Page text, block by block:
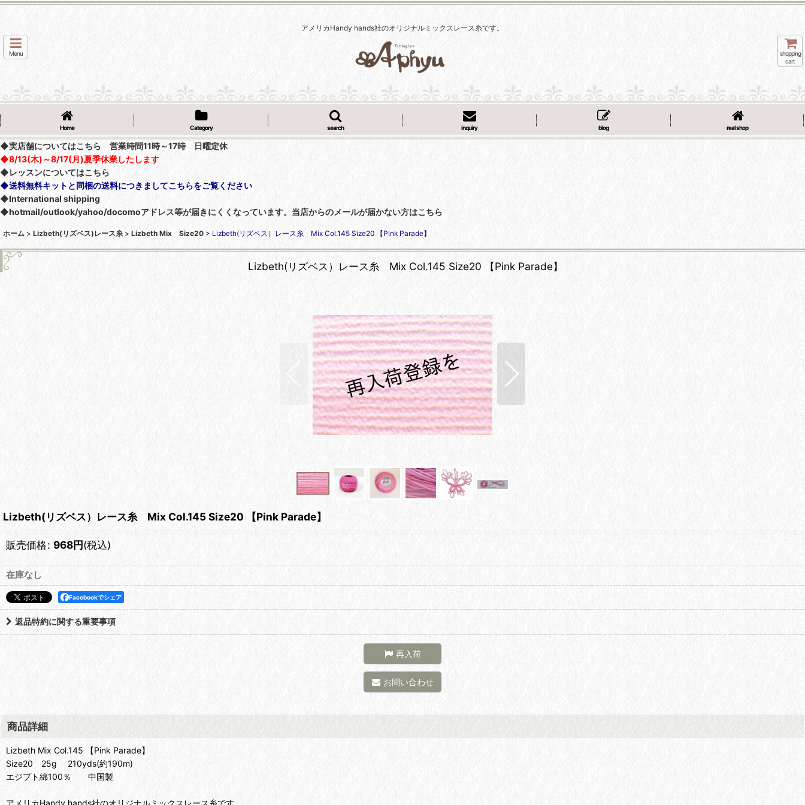
アメリカHandy hands社のオリジナルミックスレース糸です。
Menu
shopping
cart
Home Category search inquiry blog real shop
◆実店舗についてはこちら 営業時間11時～17時 日曜定休
◆8/13(木)～8/17(月)夏季休業したします
◆レッスンについてはこちら
◆送料無料キットと同梱の送料につきましてこちらをご覧ください
◆International shipping
◆hotmail/outlook/yahoo/docomoアドレス等が届きにくくなっています。当店からのメールが届かない方はこちら
ホーム > Lizbeth(リズベス)レース糸 > Lizbeth Mix Size20 > Lizbeth(リズベス）レース糸 Mix Col.145 Size20 【Pink Parade】
Lizbeth(リズベス）レース糸 Mix Col.145 Size20 【Pink Parade】
Lizbeth(リズベス）レース糸 Mix Col.145 Size20 【Pink Parade】
販売価格: 968円(税込)
在庫なし
Facebookでシェア
返品特約に関する重要事項
再入荷
お問い合わせ
商品詳細
Lizbeth Mix Col.145 【Pink Parade】
Size20 25g 210yds(約190m)
エジプト綿100％ 中国製